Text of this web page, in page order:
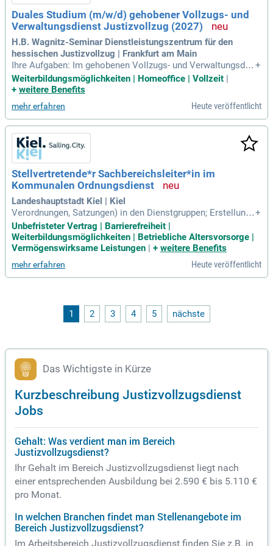
Duales Studium (m/w/d) gehobener Vollzugs- und
Verwaltungsdienst Justizvollzug (2027)
H.B. Wagnitz-Seminar Dienstleistungszentrum für den
hessischen Justizvollzug | Frankfurt am Main
Ihre Aufgaben: Im gehobenen Vollzugs- und Verwaltungsdie
nst nehmen Sie im Justizvollzug des Landes Hessen eine F
ührungsposition ein. Sie sind mit organisatorischen, rechtli
+
Weiterbildungsmöglichkeiten | Homeoffice | Vollzeit |
+ weitere Benefits
mehr erfahren Heute veröffentlicht
Stellvertretende*r Sachbereichsleiter*in im
Kommunalen Ordnungsdienst
Landeshauptstadt Kiel | Kiel
Verordnungen, Satzungen) in den Dienstgruppen; Erstellung
von Schulungskonzepten für die Handhabung der Fachsoftw
are in Zusammenarbeit mit dem Anbieter; Teilnahme am Str
eifen- und Präsenzdienst; Durchführung von Vollzugstätigkei
+
Unbefristeter Vertrag | Barrierefreiheit |
Weiterbildungsmöglichkeiten | Betriebliche Altersvorsorge |
Vermögenswirksame Leistungen
+ weitere Benefits
mehr erfahren Heute veröffentlicht
1 2 3 4 5 nächste
Das Wichtigste in Kürze
Kurzbeschreibung Justizvollzugsdienst
Jobs
Gehalt: Was verdient man im Bereich
Justizvollzugsdienst?
Ihr Gehalt im Bereich Justizvollzugsdienst liegt nach
einer entsprechenden Ausbildung bei 2.590 € bis 5.110 €
pro Monat.
In welchen Branchen findet man Stellenangebote im
Bereich Justizvollzugsdienst?
Im Arbeitsbereich Justizvollzugsdienst finden Sie z.B. in